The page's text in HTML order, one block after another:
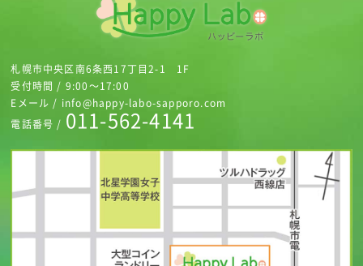
札幌市中央区南6条西17丁目2-1 1F
受付時間 / 9:00～17:00
Eメール / info@happy-labo-sapporo.com
電話番号 / 011-562-4141